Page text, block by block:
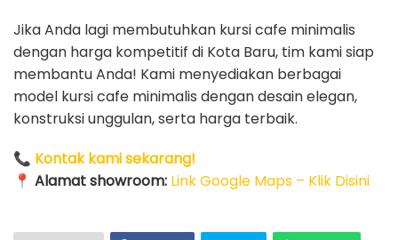
Jika Anda lagi membutuhkan kursi cafe minimalis
dengan harga kompetitif di Kota Baru, tim kami siap
membantu Anda! Kami menyediakan berbagai
model kursi cafe minimalis dengan desain elegan,
konstruksi unggulan, serta harga terbaik.
📞 Kontak kami sekarang!
📍 Alamat showroom: Link Google Maps – Klik Disini